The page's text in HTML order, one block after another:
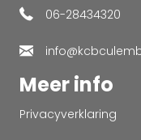
06-28434320
Meer info
Privacyverklaring